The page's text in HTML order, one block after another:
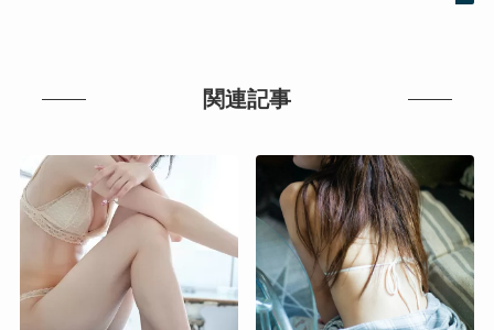
関連記事